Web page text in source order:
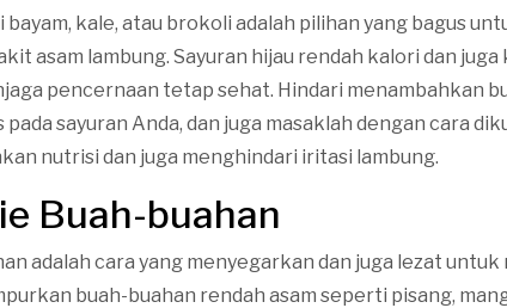
kale, atau brokoli adalah pilihan yang bagus
asam lambung. Sayuran hijau rendah kalori dan juga
pencernaan tetap sehat. Hindari menambahkan
sayuran Anda, dan juga masaklah dengan cara
nutrisi dan juga menghindari iritasi lambung.
Buah-buahan
adalah cara yang menyegarkan dan juga lezat untuk
buah-buahan rendah asam seperti pisang,